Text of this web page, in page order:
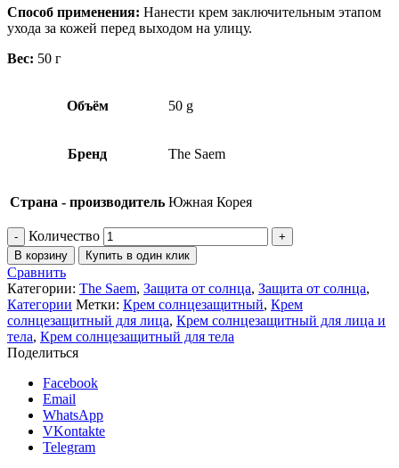
Способ применения: Нанести крем заключительным этапом
ухода за кожей перед выходом на улицу.
Вес: 50 г
Объём 50 g
Бренд The Saem
Страна - производитель Южная Корея
Количество
В корзину Купить в один клик
Сравнить
Категории: The Saem, Защита от солнца, Защита от солнца,
Категории Метки: Крем солнцезащитный, Крем
солнцезащитный для лица, Крем солнцезащитный для лица и
тела, Крем солнцезащитный для тела
Поделиться
Facebook
Email
WhatsApp
VKontakte
Telegram